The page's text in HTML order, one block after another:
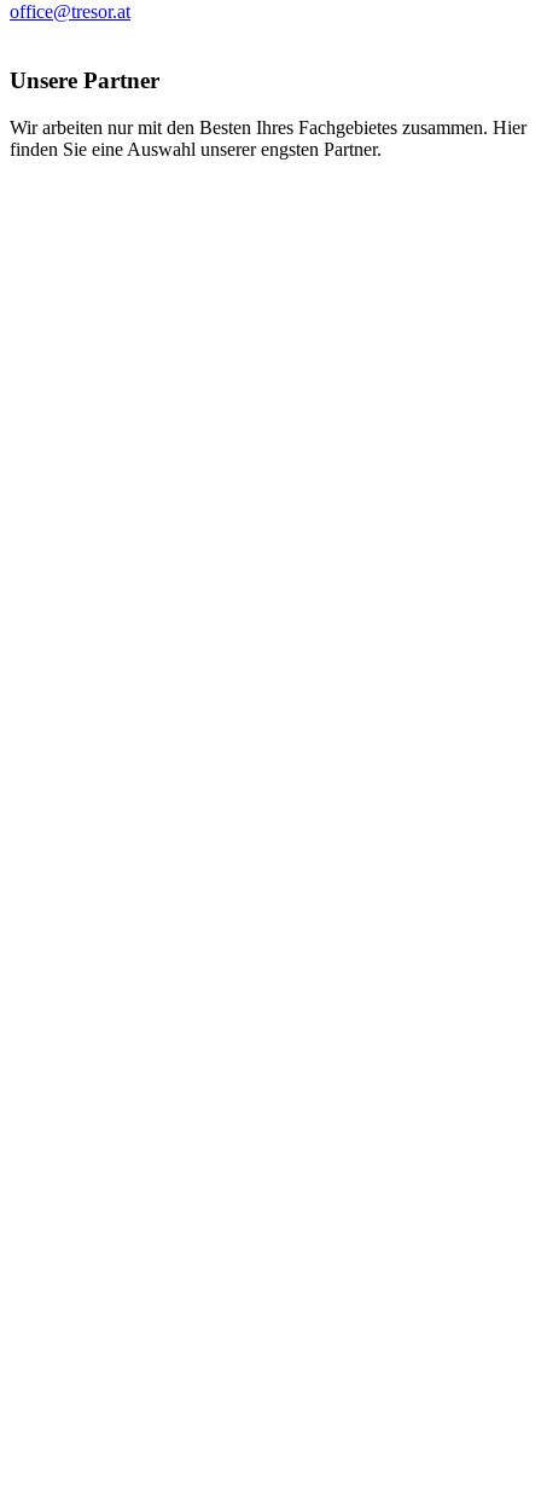
office@tresor.at
Unsere Partner
Wir arbeiten nur mit den Besten Ihres Fachgebietes zusammen. Hier
finden Sie eine Auswahl unserer engsten Partner.